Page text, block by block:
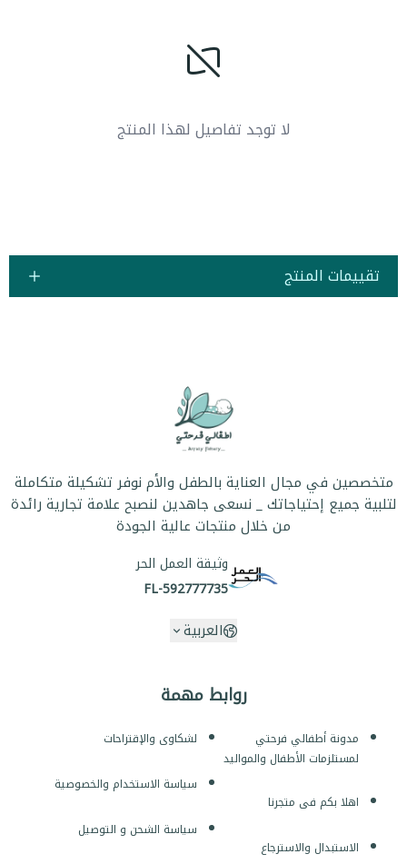
لا توجد تفاصيل لهذا المنتج
تقييمات المنتج
روابط مهمة
مدونة أطفالي فرحتي
لمستلزمات الأطفال والمواليد
اهلا بكم فى متجرنا
الاستبدال والاسترجاع
لشكاوى والإقتراحات
سياسة الاستخدام والخصوصية
سياسة الشحن و التوصيل
متخصصين في مجال العناية بالطفل والأم نوفر تشكيلة متكاملة
لتلبية جميع إحتياجاتك _ نسعى جاهدين لنصبح علامة تجارية رائدة
من خلال منتجات عالية الجودة
وثيقة العمل الحر
FL-592777735
العربية